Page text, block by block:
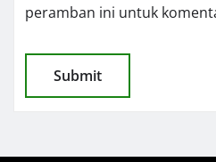
peramban ini untuk